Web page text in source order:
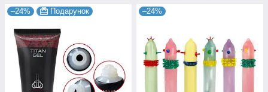
–24% Подарунок –24%